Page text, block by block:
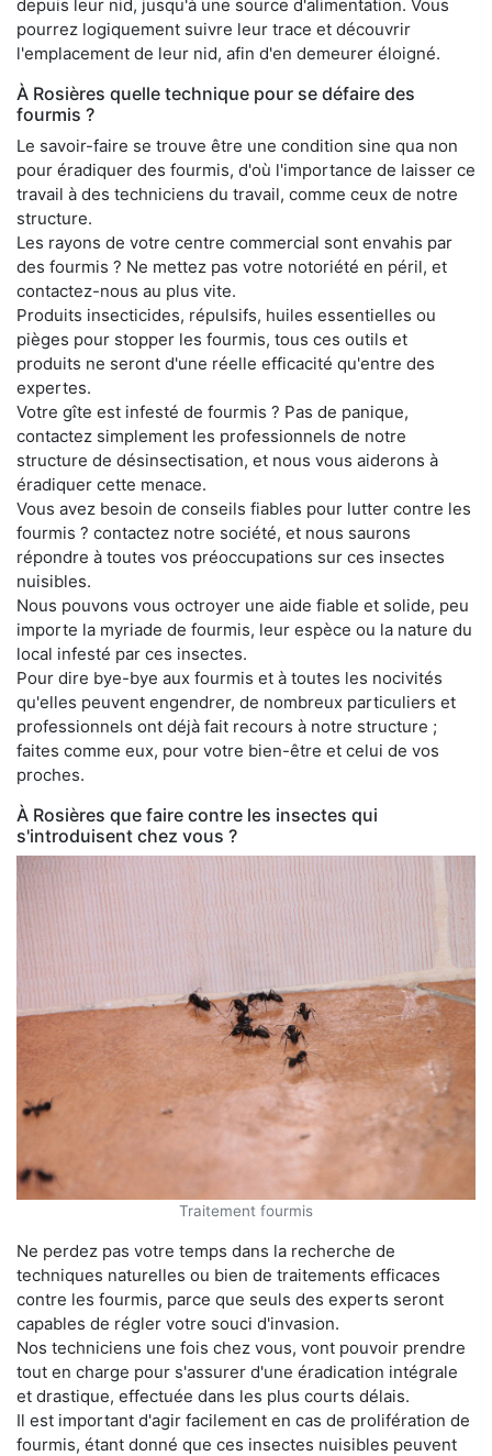
depuis leur nid, jusqu'à une source d'alimentation. Vous
pourrez logiquement suivre leur trace et découvrir
l'emplacement de leur nid, afin d'en demeurer éloigné.
À Rosières quelle technique pour se défaire des
fourmis ?
Le savoir-faire se trouve être une condition sine qua non
pour éradiquer des fourmis, d'où l'importance de laisser ce
travail à des techniciens du travail, comme ceux de notre
structure.
Les rayons de votre centre commercial sont envahis par
des fourmis ? Ne mettez pas votre notoriété en péril, et
contactez-nous au plus vite.
Produits insecticides, répulsifs, huiles essentielles ou
pièges pour stopper les fourmis, tous ces outils et
produits ne seront d'une réelle efficacité qu'entre des
expertes.
Votre gîte est infesté de fourmis ? Pas de panique,
contactez simplement les professionnels de notre
structure de désinsectisation, et nous vous aiderons à
éradiquer cette menace.
Vous avez besoin de conseils fiables pour lutter contre les
fourmis ? contactez notre société, et nous saurons
répondre à toutes vos préoccupations sur ces insectes
nuisibles.
Nous pouvons vous octroyer une aide fiable et solide, peu
importe la myriade de fourmis, leur espèce ou la nature du
local infesté par ces insectes.
Pour dire bye-bye aux fourmis et à toutes les nocivités
qu'elles peuvent engendrer, de nombreux particuliers et
professionnels ont déjà fait recours à notre structure ;
faites comme eux, pour votre bien-être et celui de vos
proches.
À Rosières que faire contre les insectes qui
s'introduisent chez vous ?
Traitement fourmis
Ne perdez pas votre temps dans la recherche de
techniques naturelles ou bien de traitements efficaces
contre les fourmis, parce que seuls des experts seront
capables de régler votre souci d'invasion.
Nos techniciens une fois chez vous, vont pouvoir prendre
tout en charge pour s'assurer d'une éradication intégrale
et drastique, effectuée dans les plus courts délais.
Il est important d'agir facilement en cas de prolifération de
fourmis, étant donné que ces insectes nuisibles peuvent